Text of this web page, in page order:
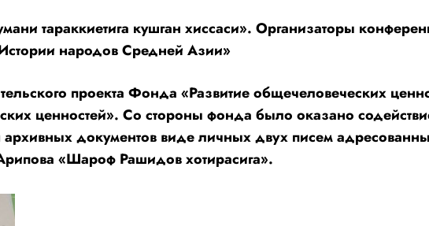
тараккиетига кушган хиссаси». Организаторы
народов Средней Азии»
проекта Фонда «Развитие общечеловеческих
ценностей». Со стороны фонда было оказано
архивных документов виде личных двух писем
«Шароф Рашидов хотирасига».